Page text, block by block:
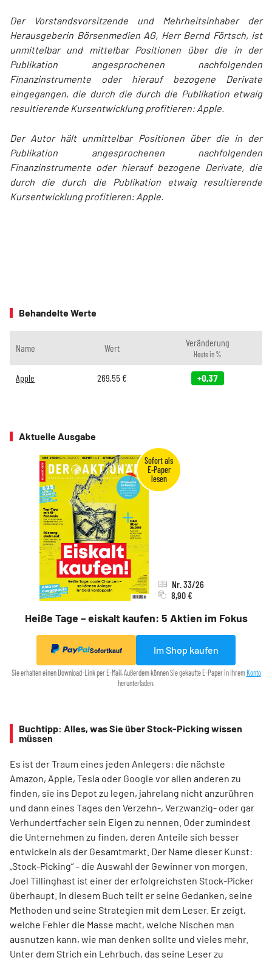
Der Vorstandsvorsitzende und Mehrheitsinhaber der
Herausgeberin Börsenmedien AG, Herr Bernd Förtsch, ist
unmittelbar und mittelbar Positionen über die in der
Publikation angesprochenen nachfolgenden
Finanzinstrumente oder hierauf bezogene Derivate
eingegangen, die durch die durch die Publikation etwaig
resultierende Kursentwicklung profitieren: Apple.
Der Autor hält unmittelbar Positionen über die in der
Publikation angesprochenen nachfolgenden
Finanzinstrumente oder hierauf bezogene Derivate, die
durch die durch die Publikation etwaig resultierende
Kursentwicklung profitieren: Apple.
Behandelte Werte
Name Wert Veränderung
Heute in %
Apple 269,55 € +0,37
Aktuelle Ausgabe
Heiße Tage – eiskalt kaufen: 5 Aktien im Fokus
Nr. 33/26
8,90 €
Sofortkauf Im Shop kaufen
Sie erhalten einen Download-Link per E-Mail. Außerdem können Sie gekaufte E-Paper in Ihrem Konto
herunterladen.
Buchtipp: Alles, was Sie über Stock-Picking wissen
müssen
Es ist der Traum eines jeden Anlegers: die nächste
Amazon, Apple, Tesla oder Google vor allen anderen zu
finden, sie ins Depot zu legen, jahrelang nicht anzurühren
und dann eines Tages den Verzehn-, Verzwanzig- oder gar
Verhundertfacher sein Eigen zu nennen. Oder zumindest
die Unternehmen zu finden, deren Anteile sich besser
entwickeln als der Gesamtmarkt. Der Name dieser Kunst:
„Stock-Picking“ – die Auswahl der Gewinner von morgen.
Joel Tillinghast ist einer der erfolgreichsten Stock-Picker
überhaupt. In diesem Buch teilt er seine Gedanken, seine
Methoden und seine Strategien mit dem Leser. Er zeigt,
welche Fehler die Masse macht, welche Nischen man
ausnutzen kann, wie man denken sollte und vieles mehr.
Unter dem Strich ein Lehrbuch, das seine Leser zu